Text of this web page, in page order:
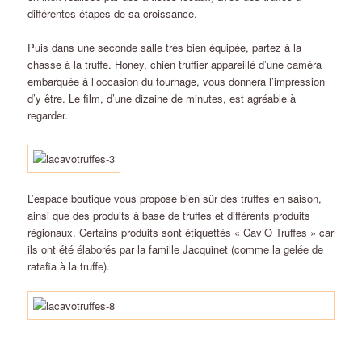
différentes étapes de sa croissance.
Puis dans une seconde salle très bien équipée, partez à la
chasse à la truffe. Honey, chien truffier appareillé d’une caméra
embarquée à l’occasion du tournage, vous donnera l’impression
d’y être. Le film, d’une dizaine de minutes, est agréable à
regarder.
L’espace boutique vous propose bien sûr des truffes en saison,
ainsi que des produits à base de truffes et différents produits
régionaux. Certains produits sont étiquettés « Cav’O Truffes » car
ils ont été élaborés par la famille Jacquinet (comme la gelée de
ratafia à la truffe).